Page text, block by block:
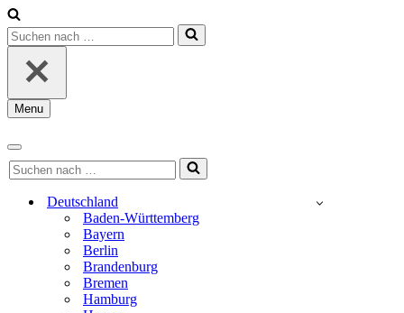
Suchen
nach …
Menu
Navigationsmenü
Navigationsmenü
Suchen
nach …
Deutschland
Baden-Württemberg
Bayern
Berlin
Brandenburg
Bremen
Hamburg